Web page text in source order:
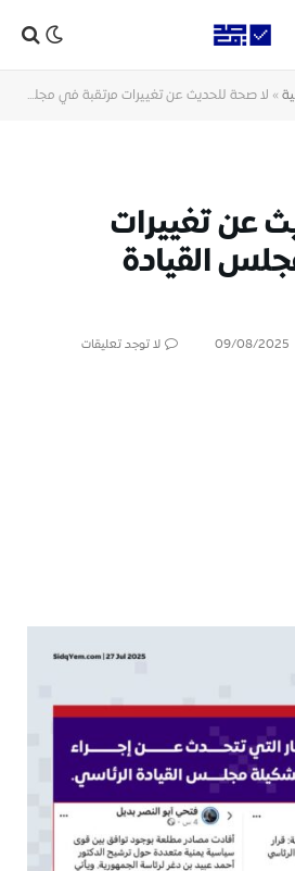
» لا صحة للحديث عن تغييرات مرتقبة في مجلس القيادة الرئاسي
عن تغييرات
القيادة
09/08/2025
لا توجد تعليقات